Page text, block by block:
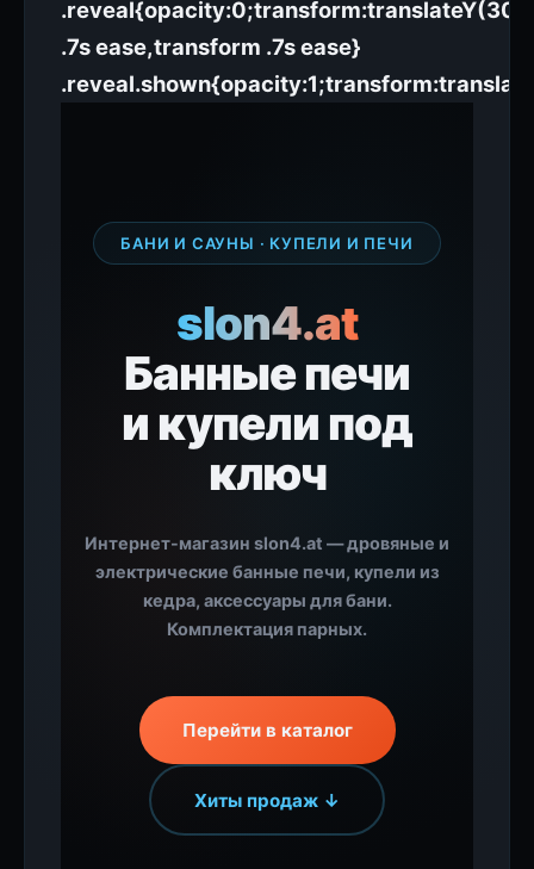
.7s ease,transform .7s ease}
БАНИ И САУНЫ · КУПЕЛИ И ПЕЧИ
slon4.at
Банные печи
и купели под
ключ
Интернет-магазин slon4.at — дровяные и
электрические банные печи, купели из
кедра, аксессуары для бани.
Комплектация парных.
Перейти в каталог
Хиты продаж ↓